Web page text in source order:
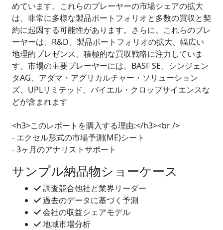
めています。これらのプレーヤーの市場シェアの拡大
は、非常に多様な製品ポートフォリオと多数の買収と契
約に起因する可能性があります。さらに、これらのプレ
ーヤーは、R&D、製品ポートフォリオの拡大、幅広い
地理的プレゼンス、積極的な買収戦略に注力していま
す。市場の主要プレーヤーには、BASF SE、シンジェン
タAG、アダマ・アグリカルチャー・ソリューション
ズ、UPLリミテッド、バイエル・クロップサイエンスな
どが含まれます
<h3>このレポートを購入する理由:</h3><br />
- エクセル形式の市場予測(ME)シート
- 3ヶ月のアナリストサポート
サンプル納品物ショーケース
調査競合他社と業界リーダー
過去のデータに基づく予測
会社の収益シェアモデル
地域市場分析